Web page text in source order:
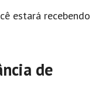
estará recebendo
de